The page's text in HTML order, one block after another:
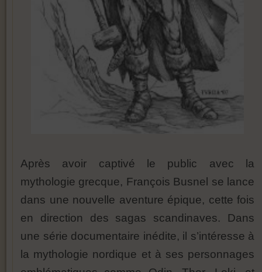
Après avoir captivé le public avec la
mythologie grecque, François Busnel se lance
dans une nouvelle aventure épique, cette fois
en direction des sagas scandinaves. Dans
une série documentaire inédite, il s’intéresse à
la mythologie nordique et à ses personnages